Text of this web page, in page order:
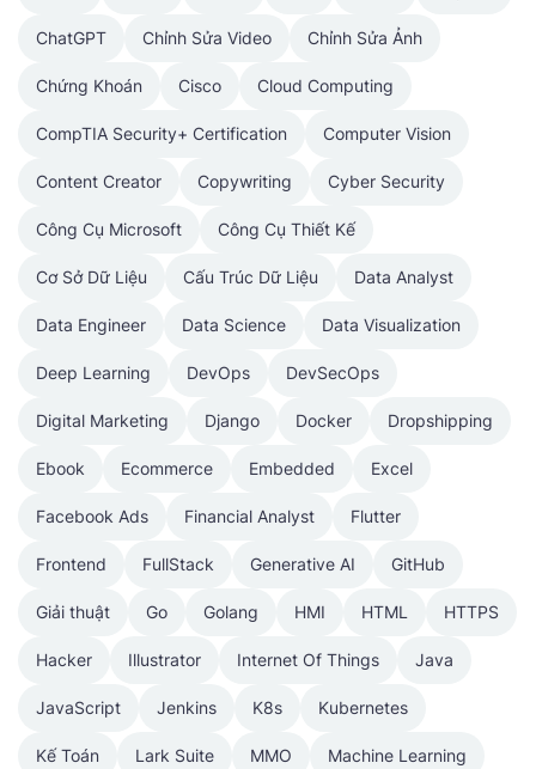
ChatGPT Chỉnh Sửa Video Chỉnh Sửa Ảnh
Chứng Khoán Cisco Cloud Computing
CompTIA Security+ Certification Computer Vision
Content Creator Copywriting Cyber Security
Công Cụ Microsoft Công Cụ Thiết Kế
Cơ Sở Dữ Liệu Cấu Trúc Dữ Liệu Data Analyst
Data Engineer Data Science Data Visualization
Deep Learning DevOps DevSecOps
Digital Marketing Django Docker Dropshipping
Ebook Ecommerce Embedded Excel
Facebook Ads Financial Analyst Flutter
Frontend FullStack Generative AI GitHub
Giải thuật Go Golang HMI HTML HTTPS
Hacker Illustrator Internet Of Things Java
JavaScript Jenkins K8s Kubernetes
Kế Toán Lark Suite MMO Machine Learning